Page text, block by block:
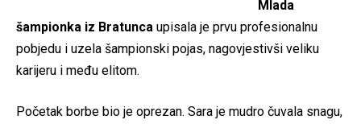
Mlada
šampionka iz Bratunca upisala je prvu profesionalnu
pobjedu i uzela šampionski pojas, nagovjestivši veliku
karijeru i među elitom.
Početak borbe bio je oprezan. Sara je mudro čuvala snagu,